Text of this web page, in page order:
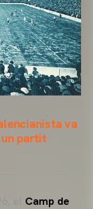
va
un partit
Camp de